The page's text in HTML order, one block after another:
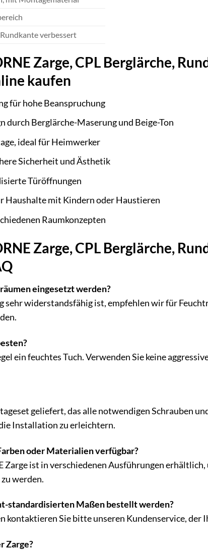
verbessert
Zarge, CPL Berglärche,
kaufen
für hohe Beanspruchung
durch Berglärche-Maserung und Beige-Ton
ideal für Heimwerker
Sicherheit und Ästhetik
Türöffnungen
Haushalte mit Kindern oder Haustieren
Raumkonzepten
Zarge, CPL Berglärche,
eingesetzt werden?
sehr widerstandsfähig ist, empfehlen wir für
ein feuchtes Tuch. Verwenden Sie keine
geliefert, das alle notwendigen Schrauben
Installation zu erleichtern.
oder Materialien verfügbar?
Zarge ist in verschiedenen Ausführungen
werden.
standardisierten Maßen bestellt werden?
kontaktieren Sie bitte unseren Kundenservice, der
Zarge?